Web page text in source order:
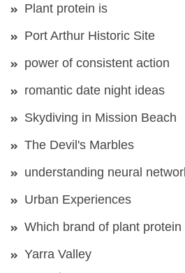
Plant protein is
Port Arthur Historic Site
power of consistent action
romantic date night ideas
Skydiving in Mission Beach
The Devil's Marbles
understanding neural
Urban Experiences
Which brand of plant protein
Yarra Valley